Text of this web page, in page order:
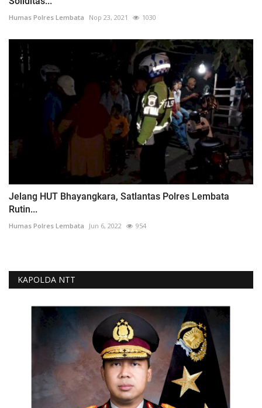
Humas Polres Lembata Nop 23, 2021 1030
Jelang HUT Bhayangkara, Satlantas Polres Lembata
Rutin...
Humas Polres Lembata Jun 6, 2022 954
KAPOLDA NTT